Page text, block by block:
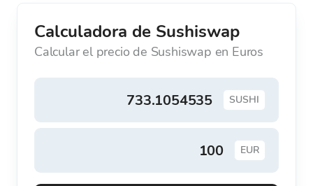
Calculadora de Sushiswap
Calcular el precio de Sushiswap en Euros
SUSHI
EUR